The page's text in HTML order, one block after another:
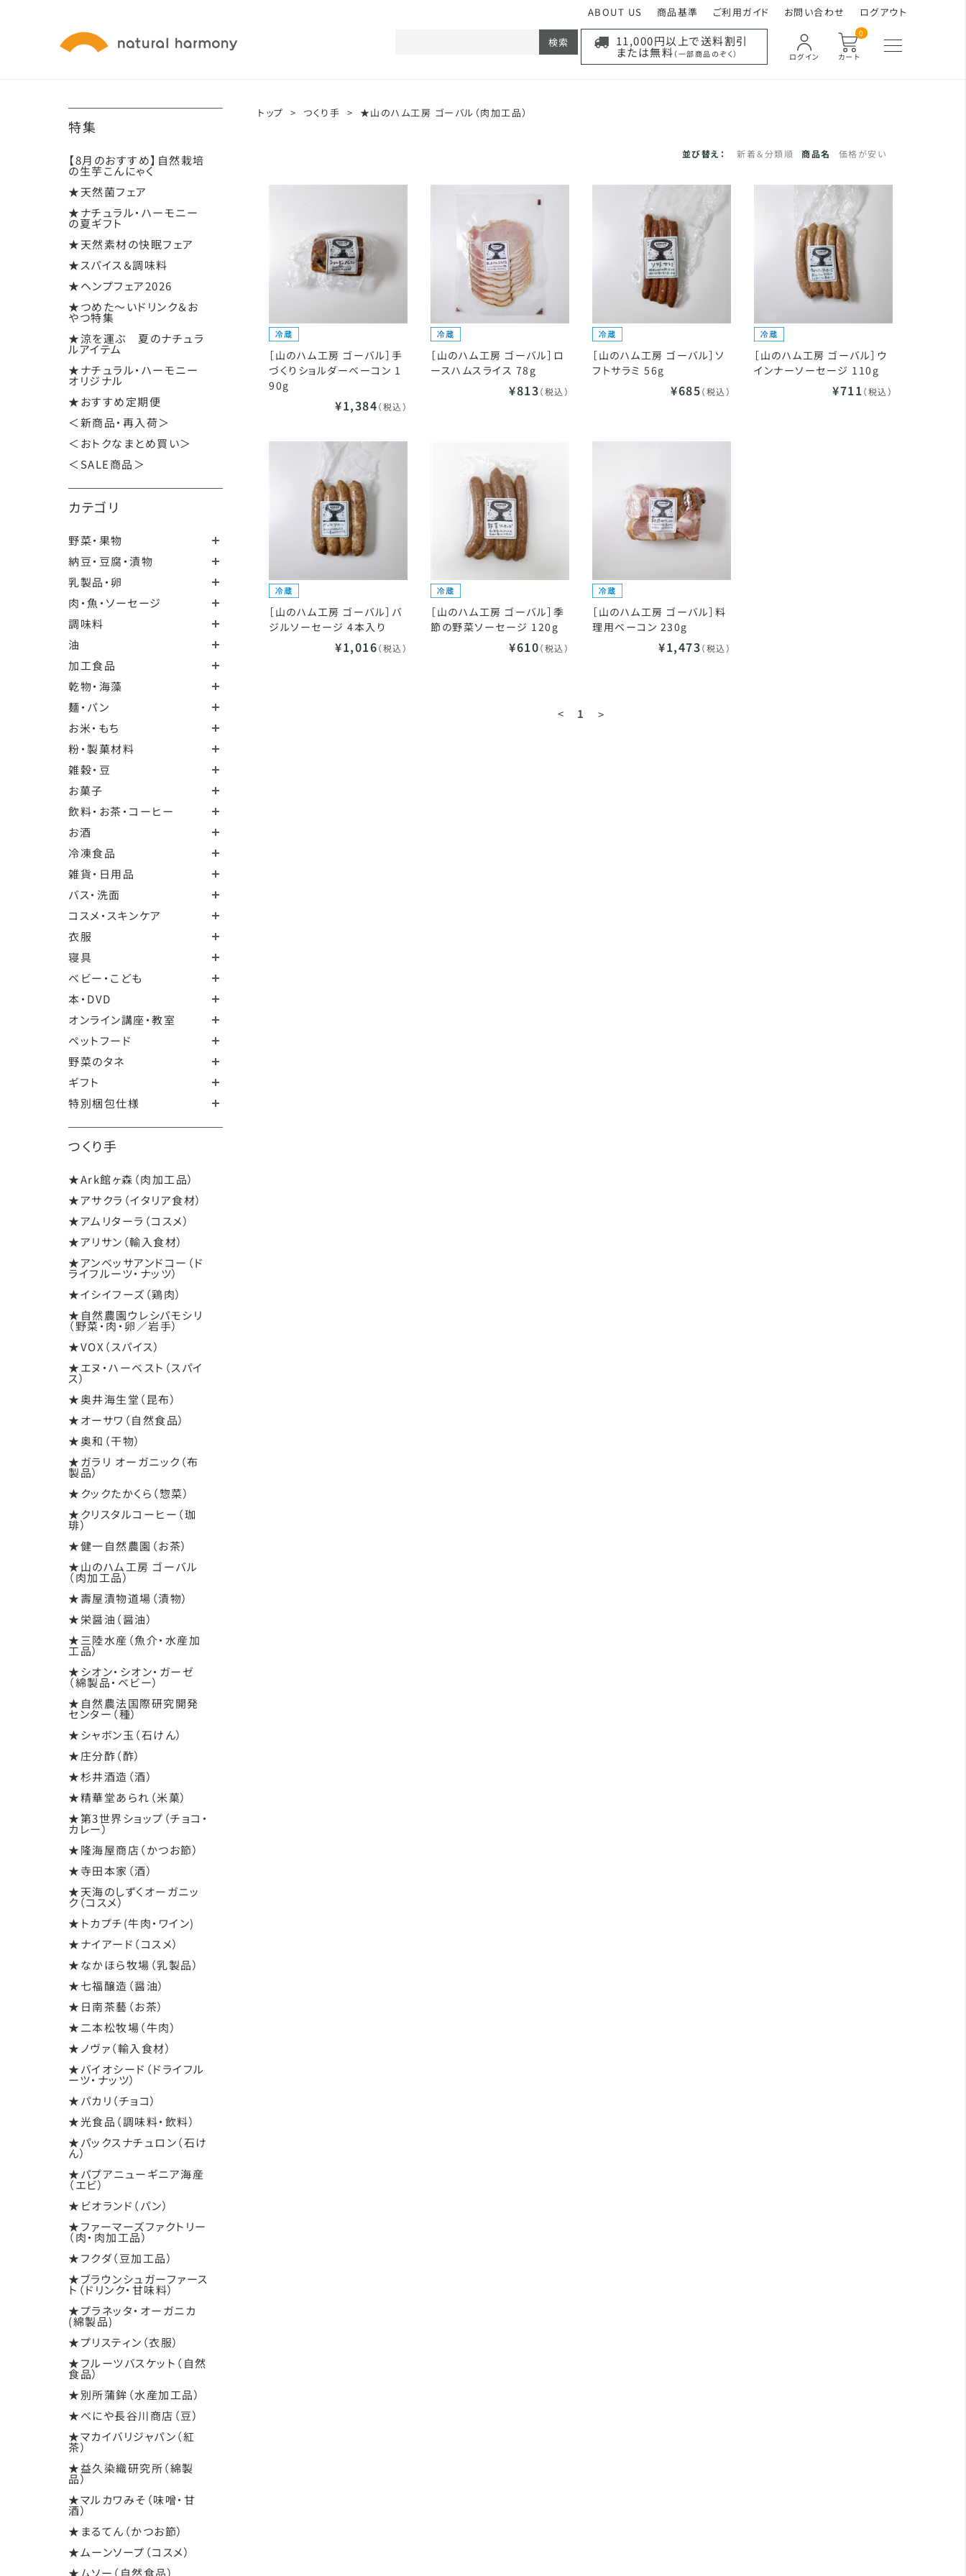
ABOUT US 商品基準 ご利用ガイド お問い合わせ ログアウト
カート
0
ログイン
11,000円以上で送料割引
または無料 （一部商品のぞく）
検索
特集
【8月のおすすめ】自然栽培
の生芋こんにゃく
★天然菌フェア
★ナチュラル・ハーモニー
の夏ギフト
★天然素材の快眠フェア
★スパイス＆調味料
★ヘンプフェア2026
★つめた～いドリンク＆お
やつ特集
★涼を運ぶ 夏のナチュラ
ルアイテム
★ナチュラル・ハーモニー
オリジナル
★おすすめ定期便
＜新商品・再入荷＞
＜おトクなまとめ買い＞
＜SALE商品＞
カテゴリ
野菜・果物
納豆・豆腐・漬物
乳製品・卵
肉・魚・ソーセージ
調味料
油
加工食品
乾物・海藻
麺・パン
お米・もち
粉・製菓材料
雑穀・豆
お菓子
飲料・お茶・コーヒー
お酒
冷凍食品
雑貨・日用品
バス・洗面
コスメ・スキンケア
衣服
寝具
ベビー・こども
本・DVD
オンライン講座・教室
ペットフード
野菜のタネ
ギフト
特別梱包仕様
つくり手
★Ark館ヶ森（肉加工品）
★アサクラ（イタリア食材）
★アムリターラ（コスメ）
★アリサン（輸入食材）
★アンベッサアンドコー（ド
ライフルーツ・ナッツ）
★イシイフーズ（鶏肉）
★自然農園ウレシパモシリ
（野菜・肉・卵／岩手）
★VOX（スパイス）
★エヌ・ハーベスト（スパイ
ス）
★奥井海生堂（昆布）
★オーサワ（自然食品）
★奥和（干物）
★ガラリ オーガニック（布
製品）
★クックたかくら（惣菜）
★クリスタルコーヒー（珈
琲）
★健一自然農園（お茶）
★山のハム工房 ゴーバル
（肉加工品）
★壽屋漬物道場（漬物）
★栄醤油（醤油）
★三陸水産（魚介・水産加
工品）
★シオン・シオン・ガーゼ
（綿製品・ベビー）
★自然農法国際研究開発
センター（種）
★シャボン玉（石けん）
★庄分酢（酢）
★杉井酒造（酒）
★精華堂あられ（米菓）
★第3世界ショップ（チョコ・
カレー）
★隆海屋商店（かつお節）
★寺田本家（酒）
★天海のしずくオーガニッ
ク（コスメ）
★トカプチ(牛肉・ワイン)
★ナイアード（コスメ）
★なかほら牧場（乳製品）
★七福醸造（醤油）
★日南茶藝（お茶）
★二本松牧場（牛肉）
★ノヴァ（輸入食材）
★バイオシード（ドライフル
ーツ・ナッツ）
★パカリ（チョコ）
★光食品（調味料・飲料）
★パックスナチュロン（石け
ん）
★パプアニューギニア海産
（エビ）
★ビオランド（パン）
★ファーマーズファクトリー
（肉・肉加工品）
★フクダ（豆加工品）
★ブラウンシュガーファース
ト（ドリンク・甘味料）
★プラネッタ・オーガニカ
(綿製品)
★プリスティン（衣服）
★フルーツバスケット（自然
食品）
★別所蒲鉾（水産加工品）
★べにや長谷川商店（豆）
★マカイバリジャパン（紅
茶）
★益久染織研究所（綿製
品）
★マルカワみそ（味噌・甘
酒）
★まるてん（かつお節）
★ムーンソープ（コスメ）
★ムソー（自然食品）
トップ > つくり手 > ★山のハム工房 ゴーバル（肉加工品）
並び替え： 新着＆分類順 商品名 価格が安い
［山のハム工房 ゴーバル］手
づくりショルダーベーコン 1
90g
¥1,384（税込）
［山のハム工房 ゴーバル］ロ
ースハムスライス 78g
¥813（税込）
［山のハム工房 ゴーバル］ソ
フトサラミ 56g
¥685（税込）
［山のハム工房 ゴーバル］ウ
インナーソーセージ 110g
¥711（税込）
［山のハム工房 ゴーバル］バ
ジルソーセージ 4本入り
¥1,016（税込）
［山のハム工房 ゴーバル］季
節の野菜ソーセージ 120g
¥610（税込）
［山のハム工房 ゴーバル］料
理用ベーコン 230g
¥1,473（税込）
< 1 >